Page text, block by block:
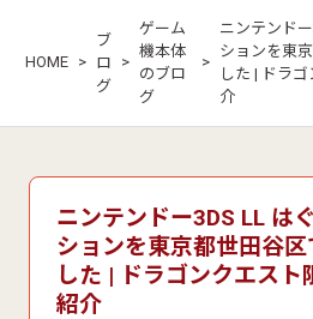
HOME >
ブ
ロ
グ
>
ゲーム
機本体
のブロ
グ
>
ニンテンド
ションを東
した | ドラ
介
ニンテンドー3DS LL は
ションを東京都世田谷
した | ドラゴンクエスト
紹介